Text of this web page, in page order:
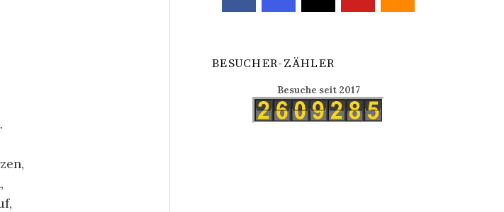
BESUCHER-ZÄHLER
Besuche seit 2017